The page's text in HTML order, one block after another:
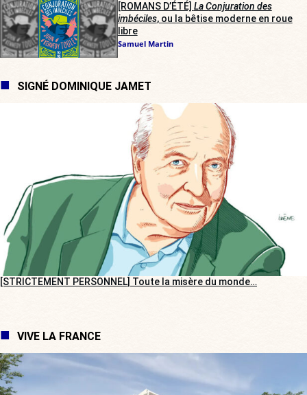
[ROMANS D’ÉTÉ] La Conjuration des
imbéciles, ou la bêtise moderne en roue
libre
Samuel Martin
SIGNÉ DOMINIQUE JAMET
[STRICTEMENT PERSONNEL] Toute la misère du monde…
VIVE LA FRANCE